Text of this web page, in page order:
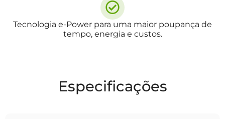
Tecnologia e-Power para uma maior poupança de
tempo, energia e custos.
Especificações